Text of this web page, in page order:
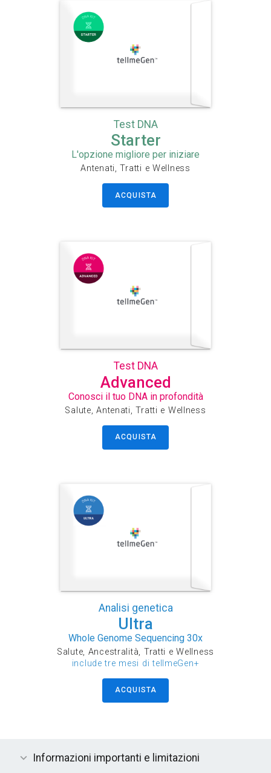
Test DNA
Starter
L'opzione migliore per iniziare
Antenati, Tratti e Wellness
ACQUISTA
Test DNA
Advanced
Conosci il tuo DNA in profondità
Salute, Antenati, Tratti e Wellness
ACQUISTA
Analisi genetica
Ultra
Whole Genome Sequencing 30x
Salute, Ancestralità, Tratti e Wellness
include tre mesi di tellmeGen+
ACQUISTA
Informazioni importanti e limitazioni